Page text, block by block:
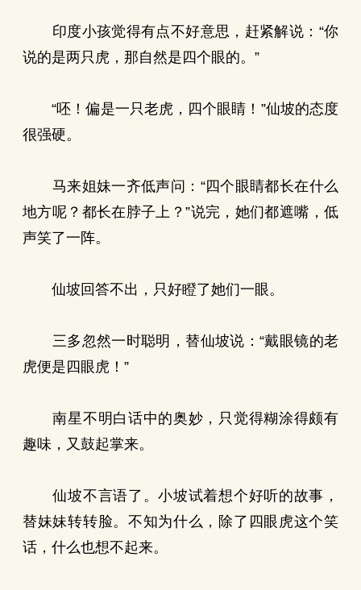
印度小孩觉得有点不好意思，赶紧解说：“你
说的是两只虎，那自然是四个眼的。”
“呸！偏是一只老虎，四个眼睛！”仙坡的态度
很强硬。
马来姐妹一齐低声问：“四个眼睛都长在什么
地方呢？都长在脖子上？”说完，她们都遮嘴，低
声笑了一阵。
仙坡回答不出，只好瞪了她们一眼。
三多忽然一时聪明，替仙坡说：“戴眼镜的老
虎便是四眼虎！”
南星不明白话中的奥妙，只觉得糊涂得颇有
趣味，又鼓起掌来。
仙坡不言语了。小坡试着想个好听的故事，
替妹妹转转脸。不知为什么，除了四眼虎这个笑
话，什么也想不起来。